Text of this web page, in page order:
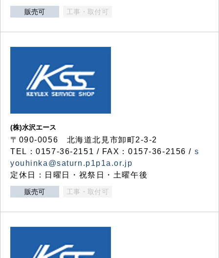
販売可 工事・取付可
(株)水沢エース
〒090-0056 北海道北見市卸町2-3-2
TEL：0157-36-2151 / FAX：0157-36-2156 / s
youhinka@saturn.p1p1a.or.jp
定休日：日曜日・祝祭日・土曜午後
販売可 工事・取付可